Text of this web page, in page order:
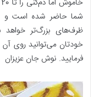
شما حاضر شده است و
ظرف‌های بزرگ‌تر خواهد
خودتان می‌توانید روی آن
فرمایید. نوش جان عزیزان